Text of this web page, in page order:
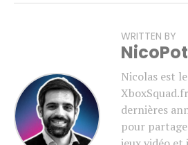
WRITTEN BY
Nicolas est
dernières
pour